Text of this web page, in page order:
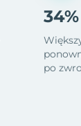
34%
po